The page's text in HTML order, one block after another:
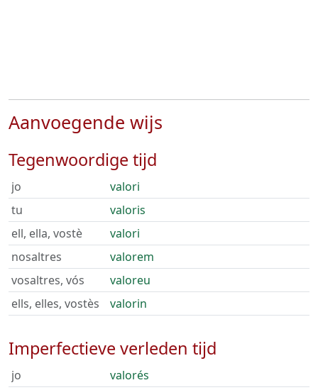
Aanvoegende wijs
Tegenwoordige tijd
jo
valori
tu
valoris
ell, ella, vostè
valori
nosaltres
valorem
vosaltres, vós
valoreu
ells, elles, vostès
valorin
Imperfectieve verleden tijd
jo
valorés